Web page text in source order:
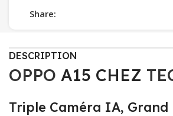
Share:
DESCRIPTION
OPPO A15 CHEZ
Triple Caméra IA, Grand